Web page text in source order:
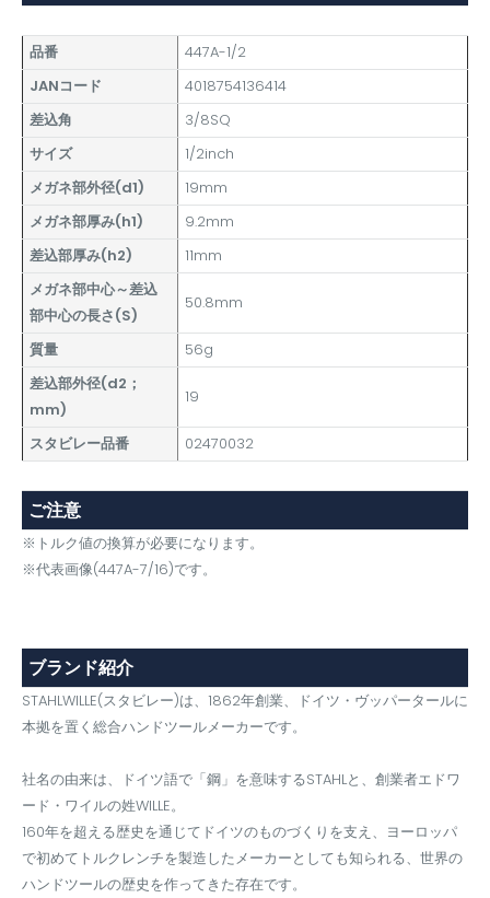
品番
447A-1/2
JANコード
4018754136414
差込角
3/8SQ
サイズ
1/2inch
メガネ部外径(d1)
19mm
メガネ部厚み(h1)
9.2mm
差込部厚み(h2)
11mm
メガネ部中心～差込
部中心の長さ(S)
50.8mm
質量
56g
差込部外径(d2；
mm)
19
スタビレー品番 02470032
ご注意
※トルク値の換算が必要になります。
※代表画像(447A-7/16)です。
ブランド紹介
STAHLWILLE(スタビレー)は、1862年創業、ドイツ・ヴッパータールに
本拠を置く総合ハンドツールメーカーです。
社名の由来は、ドイツ語で「鋼」を意味するSTAHLと、創業者エドワ
ード・ワイルの姓WILLE。
160年を超える歴史を通じてドイツのものづくりを支え、ヨーロッパ
で初めてトルクレンチを製造したメーカーとしても知られる、世界の
ハンドツールの歴史を作ってきた存在です。